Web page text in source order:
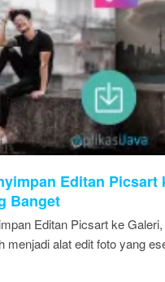
Editan Picsart
Banget
Editan Picsart ke
menjadi alat edit foto yang